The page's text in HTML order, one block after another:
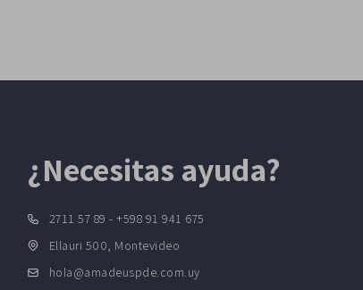
¿Necesitas ayuda?
2711 57 89 - +598 91 941 675
Ellauri 500, Montevideo
hola@amadeuspde.com.uy